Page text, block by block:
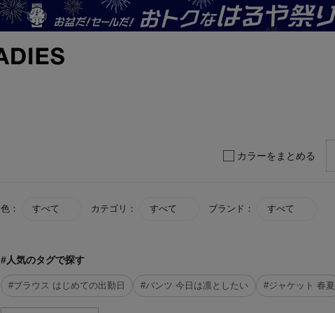
カラーをまとめる
色： すべて カテゴリ： すべて ブランド： すべて
#人気のタグで探す
#ブラウス はじめての出勤日 #パンツ 今日は凛としたい #ジャケット 春夏